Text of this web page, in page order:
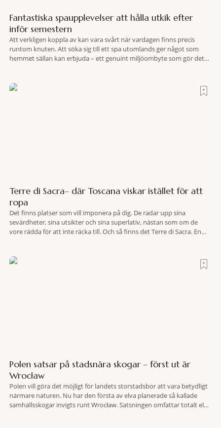
Fantastiska spaupplevelser att hålla utkik efter
inför semestern
Att verkligen koppla av kan vara svårt när vardagen finns precis
runtom knuten. Att söka sig till ett spa utomlands ger något som
hemmet sällan kan erbjuda – ett genuint miljöombyte som gör det
Terre di Sacra– där Toscana viskar istället för att
ropa
Det finns platser som vill imponera på dig. De radar upp sina
sevärdheter, sina utsikter och sina superlativ, nästan som om de
vore rädda för att inte räcka till. Och så finns det Terre di Sacra. En
Polen satsar på stadsnära skogar – först ut är
Wrocław
Polen vill göra det möjligt för landets storstadsbor att vara betydligt
närmare naturen. Nu har den första av elva planerade så kallade
samhällsskogar invigts runt Wrocław. Satsningen omfattar totalt elva